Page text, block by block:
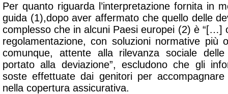
Per quanto riguarda l’interpretazione fornita in
guida (1),dopo aver affermato che quello delle
complesso che in alcuni Paesi europei (2) è “[…]
regolamentazione, con soluzioni normative più
comunque, attente alla rilevanza sociale
portato alla deviazione”, escludono che gli
soste effettuate dai genitori per
nella copertura assicurativa.